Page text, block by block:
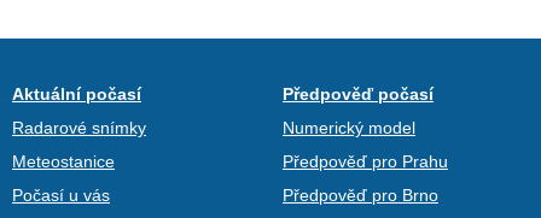
Aktuální počasí
Radarové snímky
Meteostanice
Počasí u vás
Předpověď počasí
Numerický model
Předpověď pro Prahu
Předpověď pro Brno